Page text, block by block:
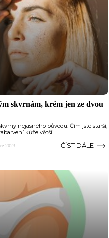
skvrnám, krém jen ze dvou
nejasného původu. Čím jste starší,
kůže větší...
2023 ČÍST DÁLE